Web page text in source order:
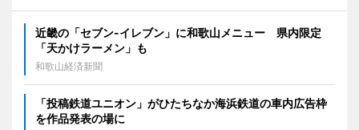
近畿の「セブン-イレブン」に和歌山メニュー 県内限定
「天かけラーメン」も
和歌山経済新聞
「投稿鉄道ユニオン」がひたちなか海浜鉄道の車内広告枠
を作品発表の場に